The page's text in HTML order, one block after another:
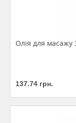
Олія для масажу
137.74 грн.